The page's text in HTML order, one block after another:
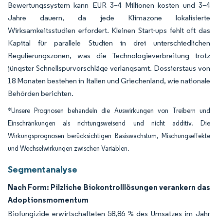
Bewertungssystem kann EUR 3–4 Millionen kosten und 3–4
Jahre dauern, da jede Klimazone lokalisierte
Wirksamkeitsstudien erfordert. Kleinen Start-ups fehlt oft das
Kapital für parallele Studien in drei unterschiedlichen
Regulierungszonen, was die Technologieverbreitung trotz
jüngster Schnellspurvorschläge verlangsamt. Dossierstaus von
18 Monaten bestehen in Italien und Griechenland, wie nationale
Behörden berichten.
*Unsere Prognosen behandeln die Auswirkungen von Treibern und
Einschränkungen als richtungsweisend und nicht additiv. Die
Wirkungsprognosen berücksichtigen Basiswachstum, Mischungseffekte
und Wechselwirkungen zwischen Variablen.
Segmentanalyse
Nach Form: Pilzliche Biokontrolllösungen verankern das
Adoptionsmomentum
Biofungizide erwirtschafteten 58,86 % des Umsatzes im Jahr